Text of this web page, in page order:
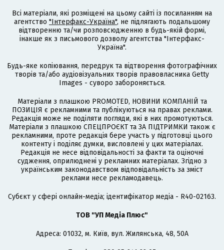
Всі матеріали, які розміщені на цьому сайті із посиланням на
агентство "Інтерфакс-Україна", не підлягають подальшому
відтворенню та/чи розповсюдженню в будь-якій формі,
інакше як з письмового дозволу агентства "Інтерфакс-
Україна".
Будь-яке копіювання, передрук та відтворення фотографічних
творів та/або аудіовізуальних творів правовласника Getty
Images - суворо забороняється.
Матеріали з плашкою PROMOTED, НОВИНИ КОМПАНІЙ та
ПОЗИЦІЯ є рекламними та публікуються на правах реклами.
Редакція може не поділяти погляди, які в них промотуються.
Матеріали з плашкою СПЕЦПРОЄКТ та ЗА ПІДТРИМКИ також є
рекламними, проте редакція бере участь у підготовці цього
контенту і поділяє думки, висловлені у цих матеріалах.
Редакція не несе відповідальності за факти та оціночні
судження, оприлюднені у рекламних матеріалах. Згідно з
українським законодавством відповідальність за зміст
реклами несе рекламодавець.
Cубєкт у сфері онлайн-медіа; ідентифікатор медіа - R40-02163.
ТОВ "УП Медіа Плюс"
Адреса: 01032, м. Київ, вул. Жилянська, 48, 50А